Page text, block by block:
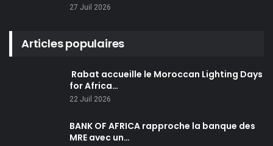
27 Juil 2026
Articles populaires
Rabat accueille le Moroccan Lighting Days
for Africa…
22 Juil 2026
BANK OF AFRICA rapproche la banque des
MRE avec un…